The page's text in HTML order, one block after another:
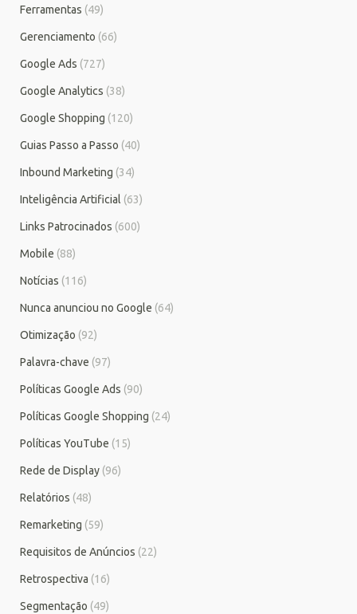
Ferramentas (49)
Gerenciamento (66)
Google Ads (727)
Google Analytics (38)
Google Shopping (120)
Guias Passo a Passo (40)
Inbound Marketing (34)
Inteligência Artificial (63)
Links Patrocinados (600)
Mobile (88)
Notícias (116)
Nunca anunciou no Google (64)
Otimização (92)
Palavra-chave (97)
Políticas Google Ads (90)
Políticas Google Shopping (24)
Políticas YouTube (15)
Rede de Display (96)
Relatórios (48)
Remarketing (59)
Requisitos de Anúncios (22)
Retrospectiva (16)
Segmentação (49)